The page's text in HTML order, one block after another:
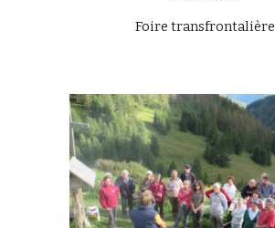
Foire transfrontalière